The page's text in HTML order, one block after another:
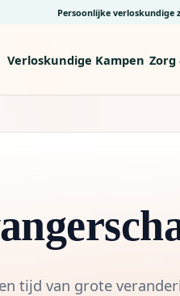
Persoonlijke verloskundige
Verloskundige Kampen
tijd van grote